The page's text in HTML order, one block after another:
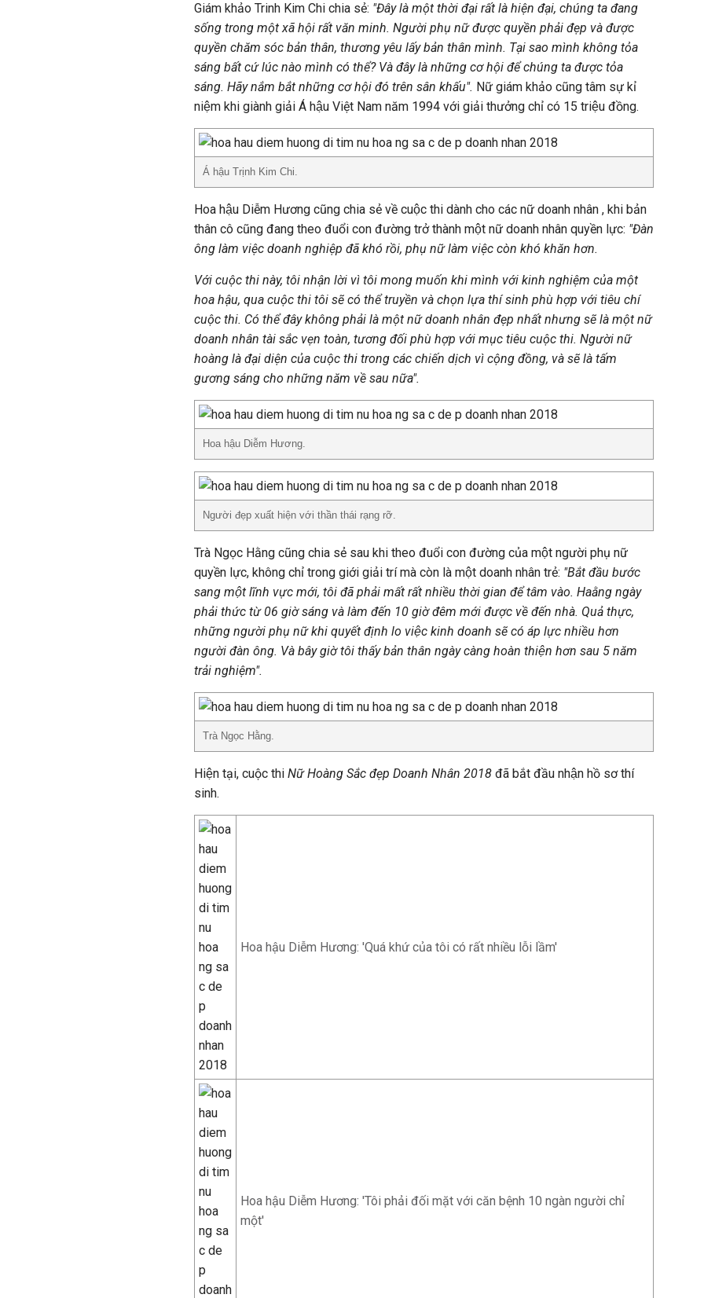
Giám khảo Trinh Kim Chi chia sẻ: "Đây là một thời đại rất là hiện đại, chúng ta đang
sống trong một xã hội rất văn minh. Người phụ nữ được quyền phải đẹp và được
quyền chăm sóc bản thân, thương yêu lấy bản thân mình. Tại sao mình không tỏa
sáng bất cứ lúc nào mình có thể? Và đây là những cơ hội để chúng ta được tỏa
sáng. Hãy nắm bắt những cơ hội đó trên sân khấu". Nữ giám khảo cũng tâm sự kỉ
niệm khi giành giải Á hậu Việt Nam năm 1994 với giải thưởng chỉ có 15 triệu đồng.
Á hậu Trịnh Kim Chi.
Hoa hậu Diễm Hương cũng chia sẻ về cuộc thi dành cho các nữ doanh nhân , khi bản
thân cô cũng đang theo đuổi con đường trở thành một nữ doanh nhân quyền lực: "Đàn
ông làm việc doanh nghiệp đã khó rồi, phụ nữ làm việc còn khó khăn hơn.
Với cuộc thi này, tôi nhận lời vì tôi mong muốn khi mình với kinh nghiệm của một
hoa hậu, qua cuộc thi tôi sẽ có thể truyền và chọn lựa thí sinh phù hợp với tiêu chí
cuộc thi. Có thể đây không phải là một nữ doanh nhân đẹp nhất nhưng sẽ là một nữ
doanh nhân tài sắc vẹn toàn, tương đối phù hợp với mục tiêu cuộc thi. Người nữ
hoàng là đại diện của cuộc thi trong các chiến dịch vì cộng đồng, và sẽ là tấm
gương sáng cho những năm về sau nữa".
Hoa hậu Diễm Hương.
Người đẹp xuất hiện với thần thái rạng rỡ.
Trà Ngọc Hằng cũng chia sẻ sau khi theo đuổi con đường của một người phụ nữ
quyền lực, không chỉ trong giới giải trí mà còn là một doanh nhân trẻ: "Bắt đầu bước
sang một lĩnh vực mới, tôi đã phải mất rất nhiều thời gian để tâm vào. Haằng ngày
phải thức từ 06 giờ sáng và làm đến 10 giờ đêm mới được về đến nhà. Quả thực,
những người phụ nữ khi quyết định lo việc kinh doanh sẽ có áp lực nhiều hơn
người đàn ông. Và bây giờ tôi thấy bản thân ngày càng hoàn thiện hơn sau 5 năm
trải nghiệm".
Trà Ngọc Hằng.
Hiện tại, cuộc thi Nữ Hoàng Sắc đẹp Doanh Nhân 2018 đã bắt đầu nhận hồ sơ thí
sinh.
Hoa hậu Diễm Hương: 'Quá khứ của tôi có rất nhiều lỗi lầm'
Hoa hậu Diễm Hương: 'Tôi phải đối mặt với căn bệnh 10 ngàn người chỉ
một'